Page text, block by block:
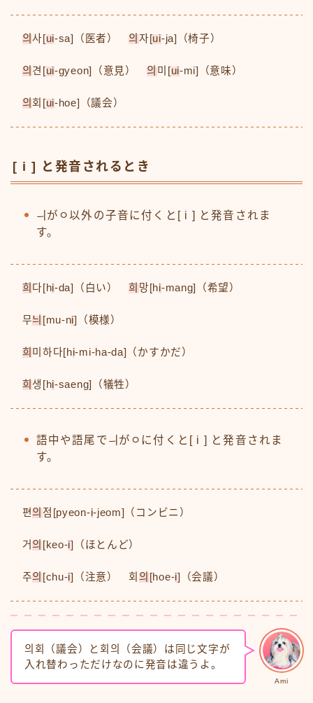
의사[ui-sa]（医者） 의자[ui-ja]（椅子）
의 견[ui-gyeon]（意見） 의 미[ui-mi]（意味）
의회[ui-hoe]（議会）
[ i ] と発音されるとき
ㅢがㅇ以外の子音に付くと[ i ] と発音されま
す。
희 다[hi-da]（白い） 희 망[hi-mang]（希望）
무늬 [mu-ni]（模様）
희 미하다[hi-mi-ha-da]（かすかだ）
희 생[hi-saeng]（犠牲）
語中や語尾でㅢがㅇに付くと[ i ] と発音されま
す。
편의 점[pyeon-i-jeom]（コンビニ）
거 의 [keo-i]（ほとんど）
주의 [chu-i]（注意） 회 의 [hoe-i]（会議）
Ami
의회（議会）と회의（会議）は同じ文字が
入れ替わっただけなのに発音は違うよ。